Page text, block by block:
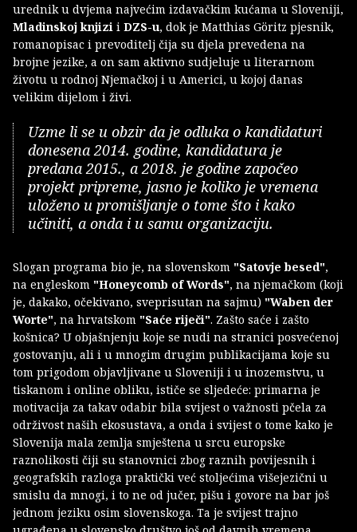
urednik u dvjema najvećim izdavačkim kućama u Sloveniji,
Mladinskoj knjizi i DZS-u, dok je Matthias Göritz pjesnik,
romanopisac i prevoditelj čija su djela prevedena na
brojne jezike, a on sam aktivno sudjeluje u literarnom
životu u rodnoj Njemačkoj i u Americi, u kojoj danas
velikim dijelom i živi.
Uzme li se u obzir da je odluka o kandidaturi
donesena 2014. godine, kandidatura je
predana 2015., a 2018. je godine započeo
projekt pripreme, jasno je koliko je vremena
uloženo u promišljanje o tome što i kako
učiniti, a onda i u samu organizaciju.
Slogan programa bio je, na slovenskom "Satovje besed",
na engleskom "Honeycomb of Words", na njemačkom (koji
je, dakako, očekivano, sveprisutan na sajmu) "Waben der
Worte", na hrvatskom "Saće riječi". Zašto saće i zašto
košnica? U objašnjenju koje se nudi na stranici posvećenoj
gostovanju, ali i u mnogim drugim publikacijama koje su
tom prigodom objavljivane u Sloveniji i u inozemstvu, u
tiskanom i online obliku, ističe se sljedeće: primarna je
motivacija za takav odabir bila svijest o važnosti pčela za
održivost naših ekosustava, a onda i svijest o tome kako je
Slovenija mala zemlja smještena u srcu europske
raznolikosti čiji su stanovnici zbog raznih povijesnih i
geografskih razloga praktički već stoljećima višejezični u
smislu da mnogi, i to ne od jučer, pišu i govore na bar još
jednom jeziku osim slovenskoga. Ta je svijest trajno